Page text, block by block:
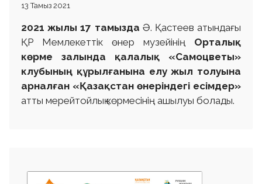
13 Тамыз 2021
2021 жылы 17 тамызда Ә. Қастеев атындағы
ҚР Мемлекеттік өнер музейінің Орталық
көрме залында қалалық «Самоцветы»
клубының құрылғанына елу жыл толуына
арналған «Қазақстан өнеріндегі есімдер»
атты мерейтойлық көрмесінің ашылуы болады.